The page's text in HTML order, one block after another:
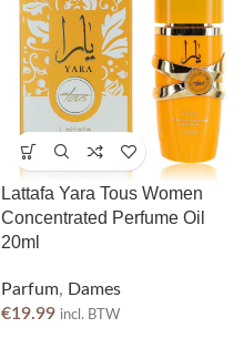
Lattafa Yara Tous Women
Concentrated Perfume Oil
20ml
Parfum, Dames
€19.99 incl. BTW